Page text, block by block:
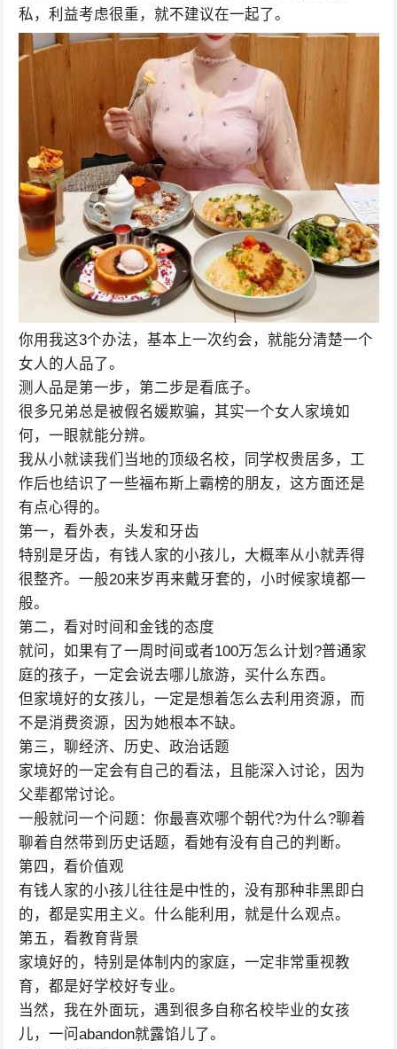
私，利益考虑很重，就不建议在一起了。
你用我这3个办法，基本上一次约会，就能分清楚一个
女人的人品了。
测人品是第一步，第二步是看底子。
很多兄弟总是被假名媛欺骗，其实一个女人家境如
何，一眼就能分辨。
我从小就读我们当地的顶级名校，同学权贵居多，工
作后也结识了一些福布斯上霸榜的朋友，这方面还是
有点心得的。
第一，看外表，头发和牙齿
特别是牙齿，有钱人家的小孩儿，大概率从小就弄得
很整齐。一般20来岁再来戴牙套的，小时候家境都一
般。
第二，看对时间和金钱的态度
就问，如果有了一周时间或者100万怎么计划?普通家
庭的孩子，一定会说去哪儿旅游，买什么东西。
但家境好的女孩儿，一定是想着怎么去利用资源，而
不是消费资源，因为她根本不缺。
第三，聊经济、历史、政治话题
家境好的一定会有自己的看法，且能深入讨论，因为
父辈都常讨论。
一般就问一个问题：你最喜欢哪个朝代?为什么?聊着
聊着自然带到历史话题，看她有没有自己的判断。
第四，看价值观
有钱人家的小孩儿往往是中性的，没有那种非黑即白
的，都是实用主义。什么能利用，就是什么观点。
第五，看教育背景
家境好的，特别是体制内的家庭，一定非常重视教
育，都是好学校好专业。
当然，我在外面玩，遇到很多自称名校毕业的女孩
儿，一问abandon就露馅儿了。